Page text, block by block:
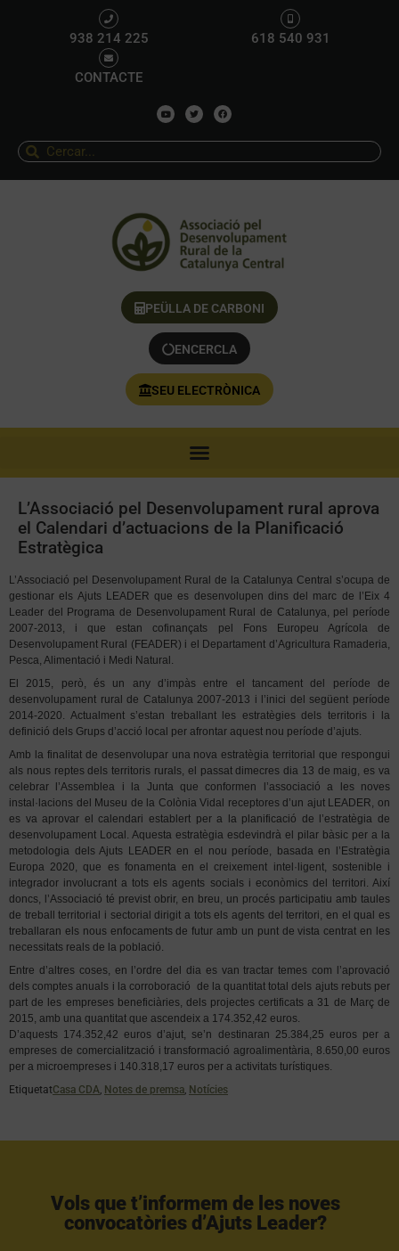
938 214 225 618 540 931
CONTACTE
PEÜLLA DE CARBONI
ENCERCLA
SEU ELECTRÒNICA
L’Associació pel Desenvolupament rural aprova
el Calendari d’actuacions de la Planificació
Estratègica
L’Associació pel Desenvolupament Rural de la Catalunya Central s’ocupa de
gestionar els Ajuts LEADER que es desenvolupen dins del marc de l’Eix 4
Leader del Programa de Desenvolupament Rural de Catalunya, pel període
2007-2013, i que estan cofinançats pel Fons Europeu Agrícola de
Desenvolupament Rural (FEADER) i el Departament d’Agricultura Ramaderia,
Pesca, Alimentació i Medi Natural.
El 2015, però, és un any d’impàs entre el tancament del període de
desenvolupament rural de Catalunya 2007-2013 i l’inici del següent període
2014-2020. Actualment s’estan treballant les estratègies dels territoris i la
definició dels Grups d’acció local per afrontar aquest nou període d’ajuts.
Amb la finalitat de desenvolupar una nova estratègia territorial que respongui
als nous reptes dels territoris rurals, el passat dimecres dia 13 de maig, es va
celebrar l’Assemblea i la Junta que conformen l’associació a les noves
instal·lacions del Museu de la Colònia Vidal receptores d’un ajut LEADER, on
es va aprovar el calendari establert per a la planificació de l’estratègia de
desenvolupament Local. Aquesta estratègia esdevindrà el pilar bàsic per a la
metodologia dels Ajuts LEADER en el nou període, basada en l’Estratègia
Europa 2020, que es fonamenta en el creixement intel·ligent, sostenible i
integrador involucrant a tots els agents socials i econòmics del territori. Així
doncs, l’Associació té previst obrir, en breu, un procés participatiu amb taules
de treball territorial i sectorial dirigit a tots els agents del territori, en el qual es
treballaran els nous enfocaments de futur amb un punt de vista centrat en les
necessitats reals de la població.
Entre d’altres coses, en l’ordre del dia es van tractar temes com l’aprovació
dels comptes anuals i la corroboració de la quantitat total dels ajuts rebuts per
part de les empreses beneficiàries, dels projectes certificats a 31 de Març de
2015, amb una quantitat que ascendeix a 174.352,42 euros.
D’aquests 174.352,42 euros d’ajut, se’n destinaran 25.384,25 euros per a
empreses de comercialització i transformació agroalimentària, 8.650,00 euros
per a microempreses i 140.318,17 euros per a activitats turístiques.
EtiquetatCasa CDA Notes de premsa Notícies
Vols que t’informem de les noves
convocatòries d’Ajuts Leader?​